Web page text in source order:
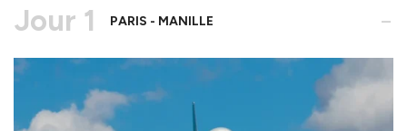
Jour 1 PARIS - MANILLE -